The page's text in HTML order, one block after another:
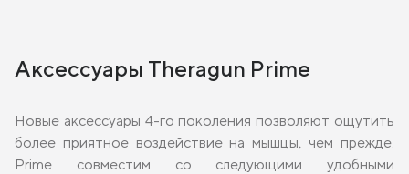
Аксессуары Theragun Prime
Новые аксессуары 4-го поколения позволяют ощутить
более приятное воздействие на мышцы, чем прежде.
Prime совместим со следующими удобными